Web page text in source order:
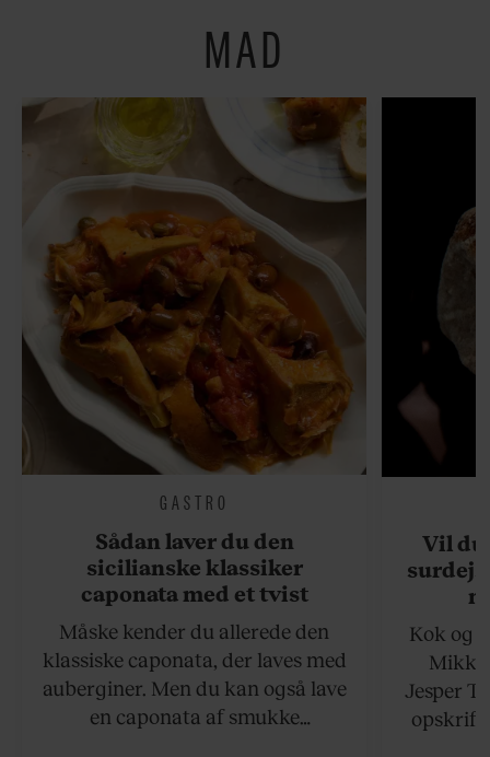
MAD
GASTRO
Sådan laver du den
sicilianske klassiker
caponata med et tvist
Måske kender du allerede den
klassiske caponata, der laves med
auberginer. Men du kan også lave
en caponata af smukke
Vil du
Kok og
Jesper
opskrift